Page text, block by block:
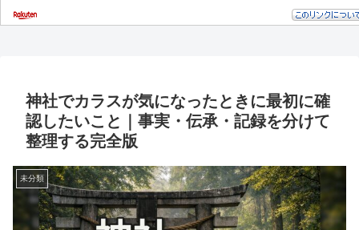
神社でカラスが気になったときに最初に確
認したいこと｜事実・伝承・記録を分けて
整理する完全版
未分類